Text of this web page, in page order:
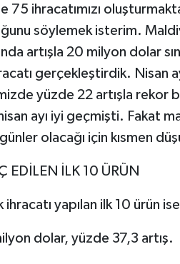
75 ihracatımızı
söylemek isterim.
artışla 20 milyon dolar
gerçekleştirdik. Nisan
yüzde 22 artışla rekor
ayı iyi geçmişti. Fakat
olacağı için kısmen
EDİLEN İLK 10 ÜRÜN
yapılan ilk 10 ürün
dolar, yüzde 37,3 artış.